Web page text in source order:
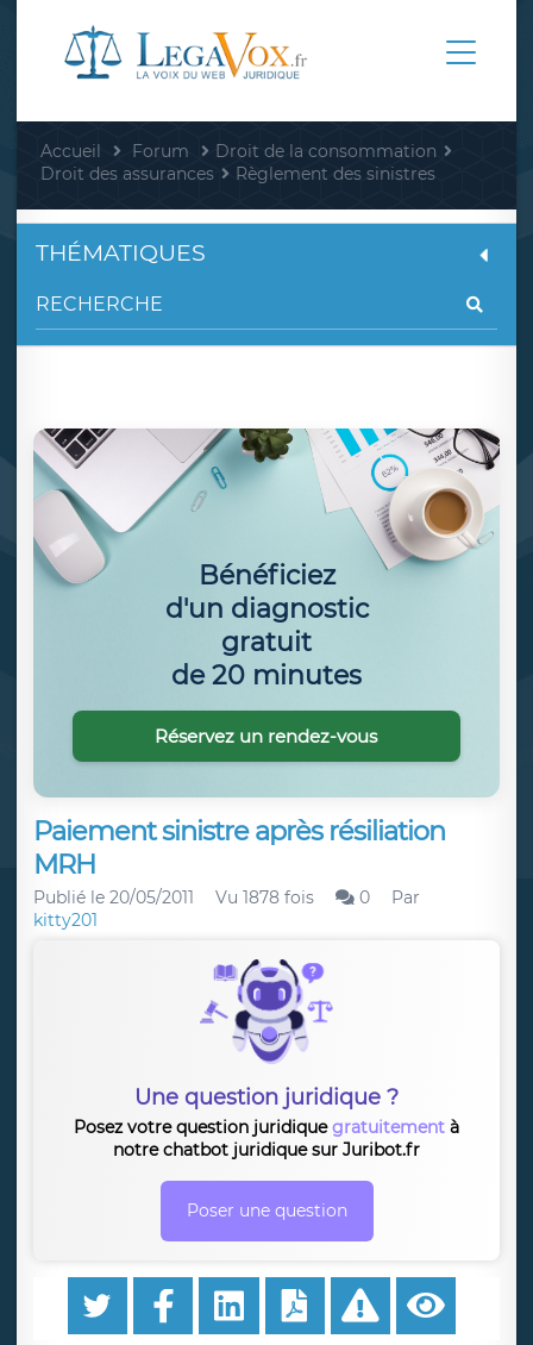
Accueil Forum
Droit de la consommation
Droit des assurances
Règlement des sinistres
Paiement sinistre après résiliation
MRH
Publié le 20/05/2011 Vu 1878 fois 0
Par
kitty201
Une question juridique ?
Posez votre question juridiquegratuitement à
notre chatbot juridique sur Juribot.fr
Poser une question
THÉMATIQUES
Bénéficiez
d'un diagnostic
gratuit
de 20 minutes
Réservez un rendez-vous